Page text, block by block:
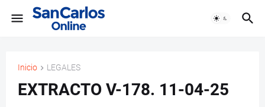
Inicio LEGALES
EXTRACTO V-178. 11-04-25